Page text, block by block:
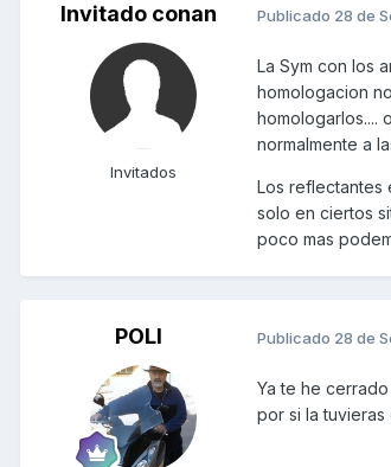
Invitado conan
Invitados
Publicado 28 de
La Sym con los
homologacion
homologarlos....
normalmente a
Los reflectantes
solo en ciertos
poco mas
POLI Publicado 28 de
Ya te he
por si la tuvieras